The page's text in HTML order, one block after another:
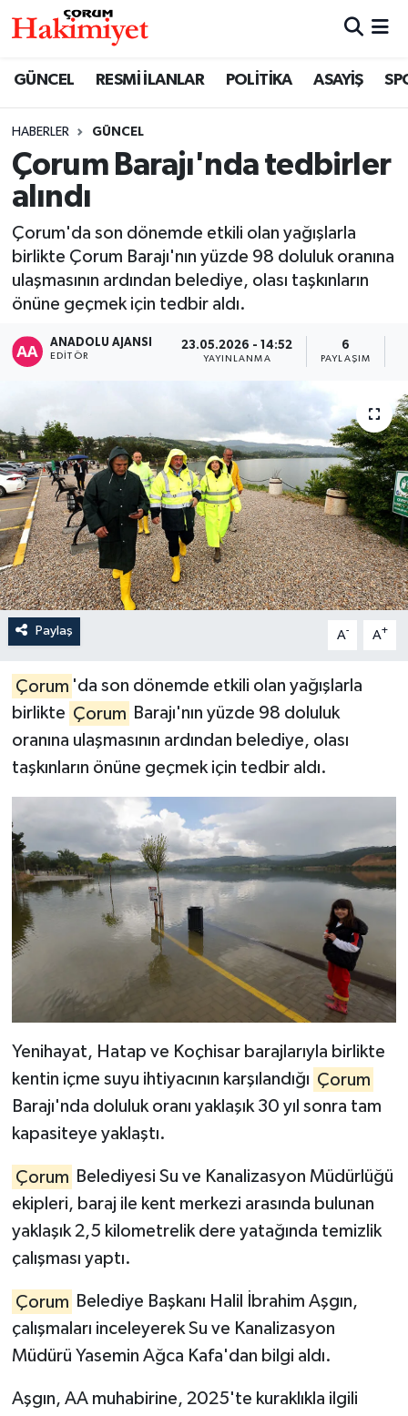
GÜNCEL RESMİ İLANLAR POLİTİKA ASAYİŞ
HABERLER GÜNCEL
Çorum Barajı'nda tedbirler
alındı
Çorum'da son dönemde etkili olan yağışlarla
birlikte Çorum Barajı'nın yüzde 98 doluluk oranına
ulaşmasının ardından belediye, olası taşkınların
önüne geçmek için tedbir aldı.
ANADOLU AJANSI
EDITÖR
23.05.2026 - 14:52
YAYINLANMA
6
PAYLAŞIM
Paylaş A- A+
Çorum 'da son dönemde etkili olan yağışlarla
birlikte Çorum Barajı'nın yüzde 98 doluluk
oranına ulaşmasının ardından belediye, olası
taşkınların önüne geçmek için tedbir aldı.
Yenihayat, Hatap ve Koçhisar barajlarıyla birlikte
kentin içme suyu ihtiyacının karşılandığı Çorum
Barajı'nda doluluk oranı yaklaşık 30 yıl sonra tam
kapasiteye yaklaştı.
Çorum Belediyesi Su ve Kanalizasyon Müdürlüğü
ekipleri, baraj ile kent merkezi arasında bulunan
yaklaşık 2,5 kilometrelik dere yatağında temizlik
çalışması yaptı.
Çorum Belediye Başkanı Halil İbrahim Aşgın,
çalışmaları inceleyerek Su ve Kanalizasyon
Müdürü Yasemin Ağca Kafa'dan bilgi aldı.
Aşgın, AA muhabirine, 2025'te kuraklıkla ilgili
SAĞLIK
ASAYİŞ
EKONOMİ
GÜNCEL
AKTÜEL
İLÇELER
OTOPARK
TEKNOLOJİ
Nöbetçi Eczaneler
Çorum Namaz Vakitleri
Trafik Durumu
Süper Lig Puan Durumu ve Fikstür
Tüm Manşetler
Son Dakika Haberleri